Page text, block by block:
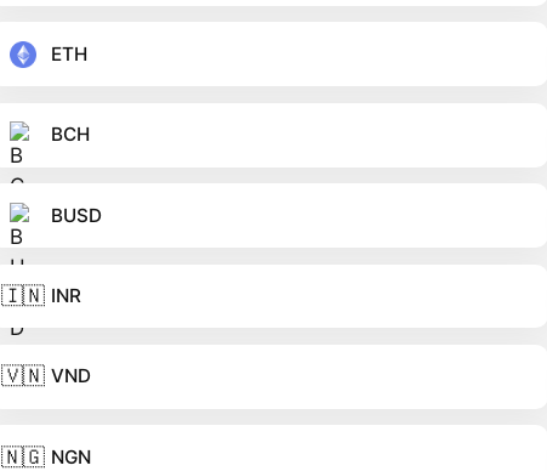
ETH
BCH
BUSD
🇮🇳 INR
🇻🇳 VND
🇳🇬 NGN